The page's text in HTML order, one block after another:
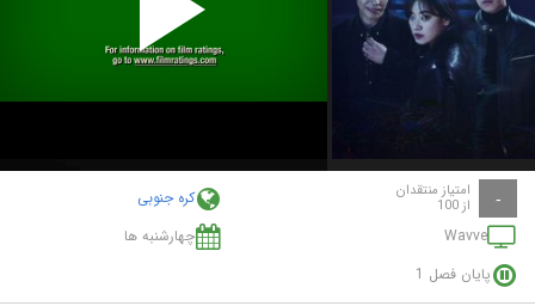
Play
Video
- امتیاز منتقدان
از 100
کره جنوبی
Wavve
چهارشنبه ها
پایان فصل 1